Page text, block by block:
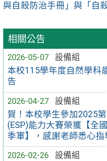
相關公告
2026-05-07
設備組
本校115學年度自然學科
告
2026-04-27
設備組
賀！本校學生參加2025
(ESP)能力大賽榮獲【全
季軍】，感謝老師悉心指
2026-02-26
設備組
與自殺防治手冊」與「自